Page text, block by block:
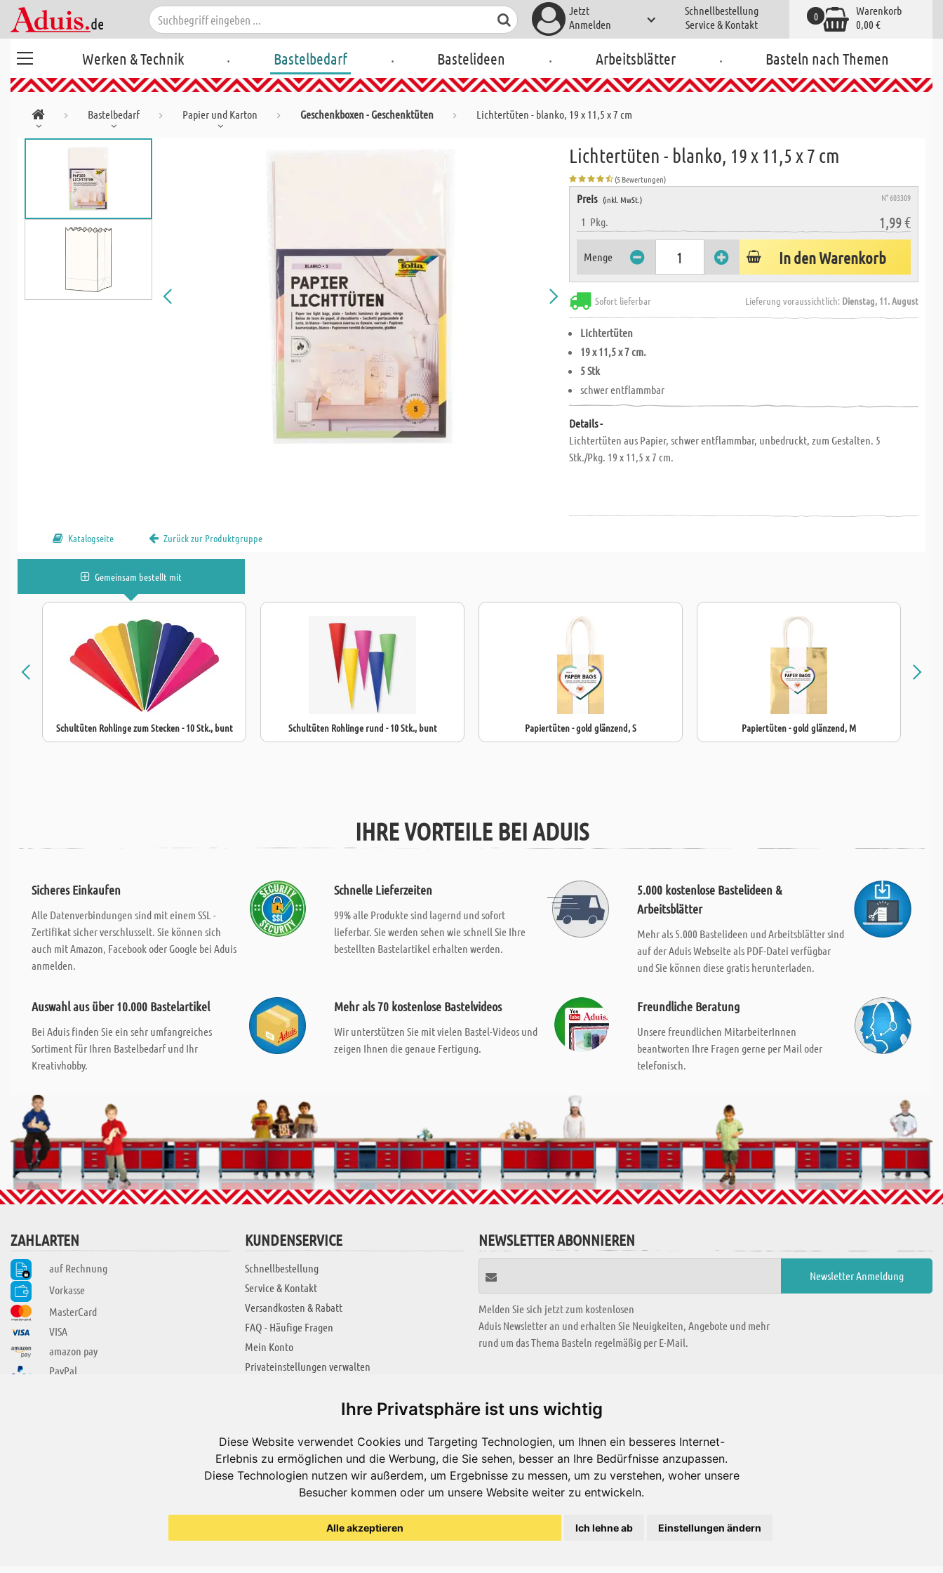
Ihre Privatsphäre ist uns wichtig
Diese Website verwendet Cookies und Targeting Technologien, um Ihnen ein besseres Internet-
Erlebnis zu ermöglichen und die Werbung, die Sie sehen, besser an Ihre Bedürfnisse anzupassen.
Diese Technologien nutzen wir außerdem, um Ergebnisse zu messen, um zu verstehen, woher unsere
Besucher kommen oder um unsere Website weiter zu entwickeln.
Alle akzeptieren Ich lehne ab Einstellungen ändern
Jetzt
Anmelden
Schnellbestellung
Service & Kontakt
Warenkorb
0,00 €
0
Werken & Technik . Bastelbedarf . Bastelideen . Arbeitsblätter . Basteln nach Themen
Bastelbedarf Papier und Karton Geschenkboxen - Geschenktüten Lichtertüten - blanko, 19 x 11,5 x 7 cm
Lichtertüten - blanko, 19 x 11,5 x 7 cm
(5 Bewertungen)
Preis (inkl. MwSt.) N° 603309
1 Pkg. 1,99 €
Menge In den Warenkorb
Sofort lieferbar Lieferung voraussichtlich: Dienstag, 11. August
Lichtertüten
19 x 11,5 x 7 cm.
5 Stk
schwer entflammbar
Details -
Lichtertüten aus Papier, schwer entflammbar, unbedruckt, zum Gestalten. 5
Stk./Pkg. 19 x 11,5 x 7 cm.
Katalogseite Zurück zur Produktgruppe
Gemeinsam bestellt mit
Schultüten Rohlinge zum Stecken - 10 Stk., bunt Schultüten Rohlinge rund - 10 Stk., bunt Papiertüten - gold glänzend, S Papiertüten - gold glänzend, M
IHRE VORTEILE BEI ADUIS
Sicheres Einkaufen
Alle Datenverbindungen sind mit einem SSL -
Zertifikat sicher verschlusselt. Sie können sich
auch mit Amazon, Facebook oder Google bei Aduis
anmelden.
Schnelle Lieferzeiten
99% alle Produkte sind lagernd und sofort
lieferbar. Sie werden sehen wie schnell Sie Ihre
bestellten Bastelartikel erhalten werden.
5.000 kostenlose Bastelideen &
Arbeitsblätter
Mehr als 5.000 Bastelideen und Arbeitsblätter sind
auf der Aduis Webseite als PDF-Datei verfügbar
und Sie können diese gratis herunterladen.
Auswahl aus über 10.000 Bastelartikel
Bei Aduis finden Sie ein sehr umfangreiches
Sortiment für Ihren Bastelbedarf und Ihr
Kreativhobby.
Mehr als 70 kostenlose Bastelvideos
Wir unterstützen Sie mit vielen Bastel-Videos und
zeigen Ihnen die genaue Fertigung.
Freundliche Beratung
Unsere freundlichen MitarbeiterInnen
beantworten Ihre Fragen gerne per Mail oder
telefonisch.
ZAHLARTEN
auf Rechnung
Vorkasse
MasterCard
VISA
amazon pay
PayPal
KUNDENSERVICE
Schnellbestellung
Service & Kontakt
Versandkosten & Rabatt
FAQ - Häufige Fragen
Mein Konto
Privateinstellungen verwalten
NEWSLETTER ABONNIEREN
Melden Sie sich jetzt zum kostenlosen
Aduis Newsletter an und erhalten Sie Neuigkeiten, Angebote und mehr
rund um das Thema Basteln regelmäßig per E-Mail.
Jobs
Impressum
Datenschutzerklärung
KREATIV ZONE
Alle Videos
Bastelideen
Arbeitsblätter
Es gibt uns auch in